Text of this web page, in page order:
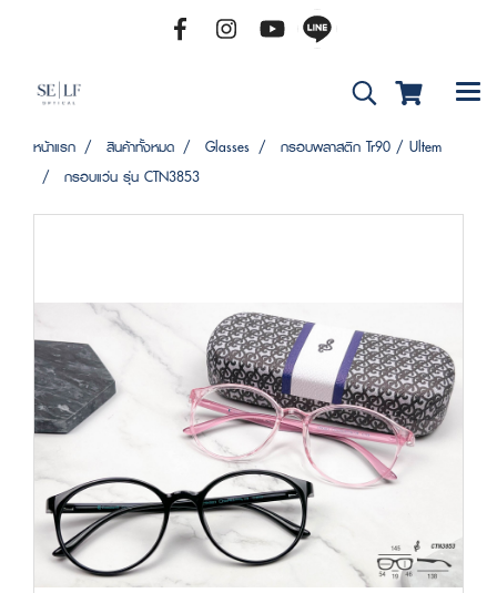
หน้าแรก สินค้าทั้งหมด Glasses
กรอบพลาสติก Tr90 / Ultem
กรอบแว่น รุ่น CTN3853